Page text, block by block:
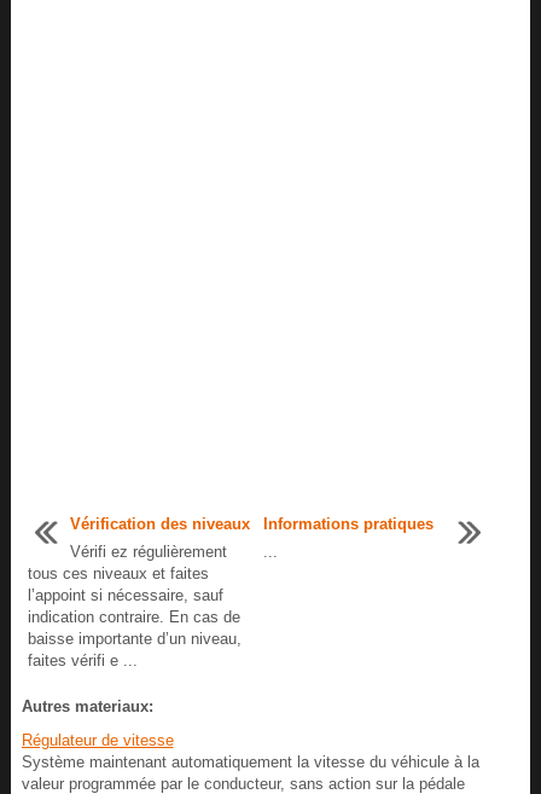
Vérification des niveaux
Vérifi ez régulièrement
tous ces niveaux et faites
l’appoint si nécessaire, sauf
indication contraire. En cas de
baisse importante d’un niveau,
faites vérifi e ...
Informations pratiques
Autres materiaux:
Régulateur de vitesse
Système maintenant automatiquement la vitesse du véhicule à la
valeur programmée par le conducteur, sans action sur la pédale